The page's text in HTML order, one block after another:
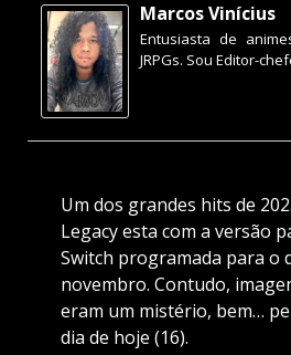
Marcos Vinícius
Entusiasta de
JRPGs. Sou Editor-
Um dos grandes hits de
Legacy esta com a versão
Switch programada para o
novembro. Contudo,
eram um mistério, bem…
dia de hoje (16).